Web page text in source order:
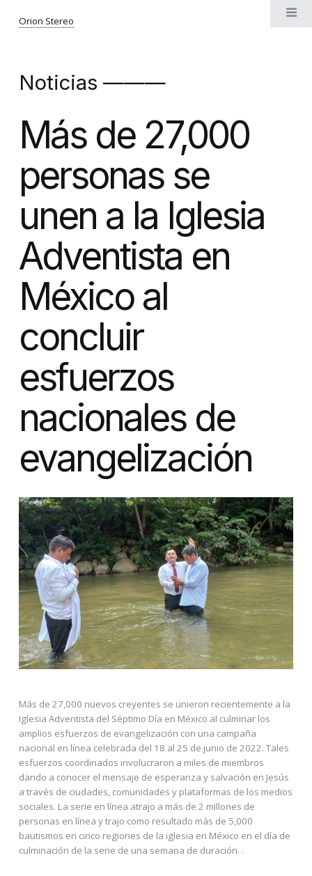
Orion Stereo
Noticias ———
Más de 27,000
personas se
unen a la Iglesia
Adventista en
México al
concluir
esfuerzos
nacionales de
evangelización
Más de 27,000 nuevos creyentes se unieron recientemente a la
Iglesia Adventista del Séptimo Día en México al culminar los
amplios esfuerzos de evangelización con una campaña
nacional en línea celebrada del 18 al 25 de junio de 2022. Tales
esfuerzos coordinados involucraron a miles de miembros
dando a conocer el mensaje de esperanza y salvación en Jesús
a través de ciudades, comunidades y plataformas de los medios
sociales. La serie en línea atrajo a más de 2 millones de
personas en línea y trajo como resultado más de 5,000
bautismos en cinco regiones de la iglesia en México en el día de
culminación de la serie de una semana de duración. .